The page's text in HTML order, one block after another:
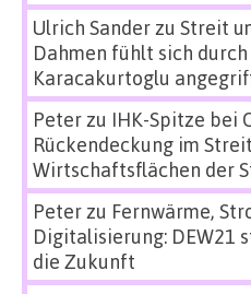
Ulrich Sanderzu Streit
Dahmen fühlt sich durch
Karacakurtoglu
Peterzu IHK-Spitze bei
Rückendeckung im
Wirtschaftsflächen der
Peterzu Fernwärme,
Digitalisierung: DEW21
die Zukunft